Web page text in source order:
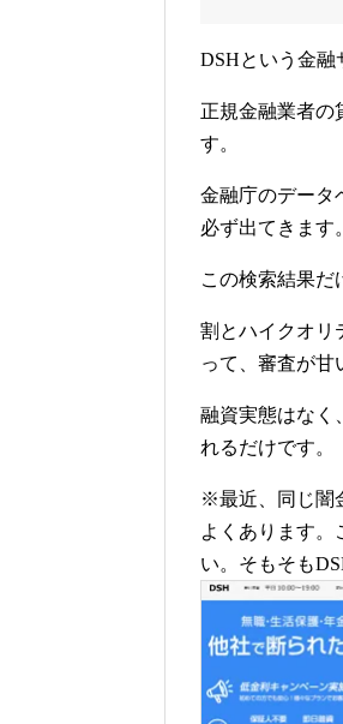
DSHという金融
正規金融業者の
す。
金融庁のデータ
必ず出てきます。
この検索結果だ
割とハイクオリ
って、審査が甘
融資実態はなく
れるだけです。
※最近、同じ闇
よくあります。
い。そもそも